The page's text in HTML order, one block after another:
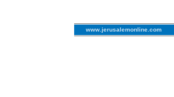
www.jerusalemonline.com